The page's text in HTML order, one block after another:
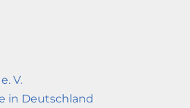
V.
in Deutschland